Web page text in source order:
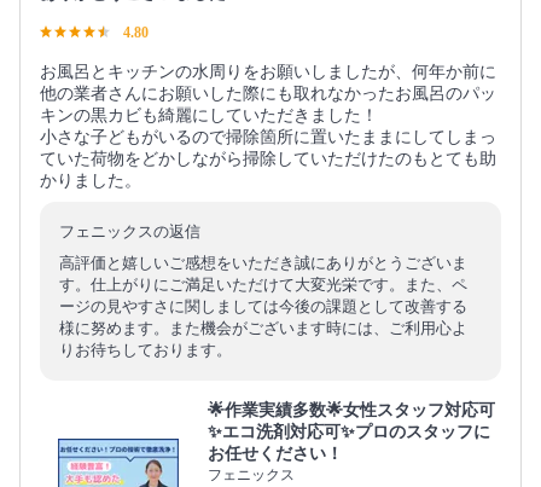
4.80
お風呂とキッチンの水周りをお願いしましたが、何年か前に
他の業者さんにお願いした際にも取れなかったお風呂のパッ
キンの黒カビも綺麗にしていただきました！
小さな子どもがいるので掃除箇所に置いたままにしてしまっ
ていた荷物をどかしながら掃除していただけたのもとても助
かりました。
フェニックスの返信
高評価と嬉しいご感想をいただき誠にありがとうございま
す。仕上がりにご満足いただけて大変光栄です。また、ペ
ージの見やすさに関しましては今後の課題として改善する
様に努めます。また機会がございます時には、ご利用心よ
りお待ちしております。
🌟作業実績多数🌟女性スタッフ対応可
✨エコ洗剤対応可✨プロのスタッフに
お任せください！
フェニックス